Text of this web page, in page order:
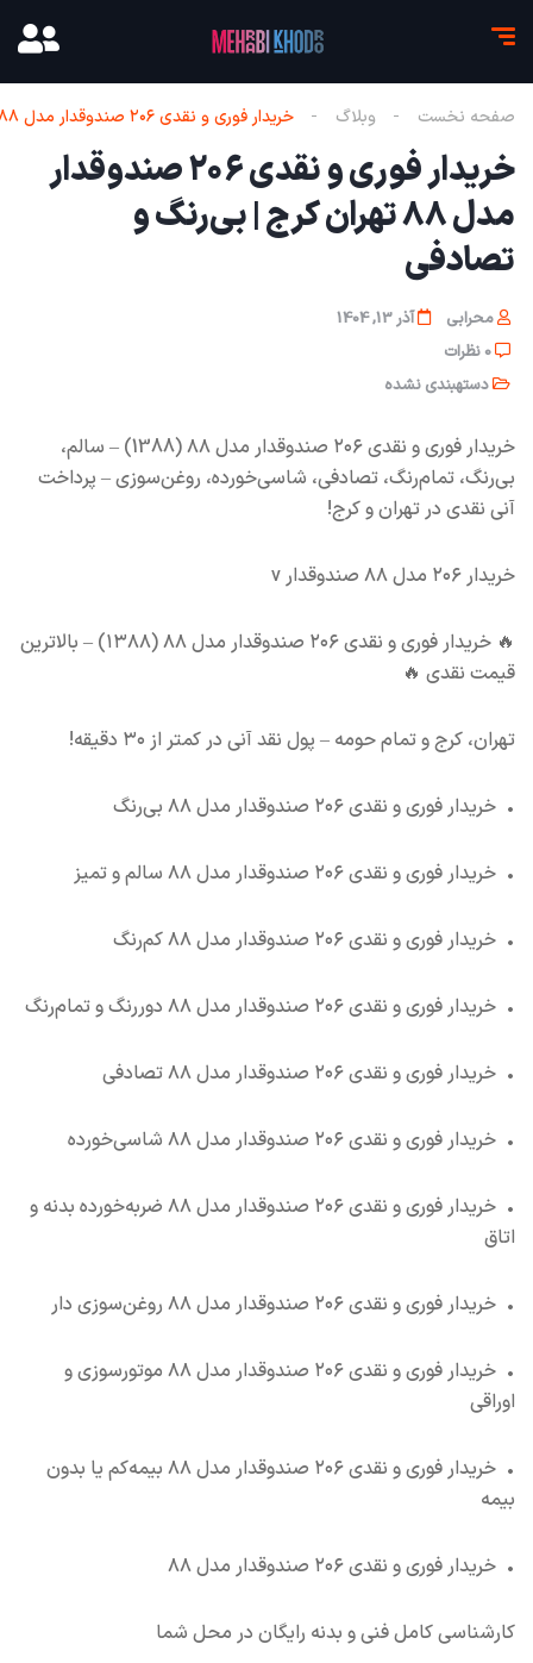
صفحه نخست وبلاگ خریدار فوری و نقدی ۲۰۶ صندوقدار مدل ۸۸ تهران کرج | بی‌رنگ و تصادفی
خریدار فوری و نقدی ۲۰۶ صندوقدار
مدل ۸۸ تهران کرج | بی‌رنگ و
تصادفی
محرابی
آذر 13, 1404
0 نظرات
دستهبندی نشده
خریدار فوری و نقدی ۲۰۶ صندوقدار مدل ۸۸ (1388) – سالم،
بی‌رنگ، تمام‌رنگ، تصادفی، شاسی‌خورده، روغن‌سوزی – پرداخت
آنی نقدی در تهران و کرج!
خریدار ۲۰۶ مدل ۸۸ صندوقدار v
🔥 خریدار فوری و نقدی ۲۰۶ صندوقدار مدل ۸۸ (۱۳۸۸) – بالاترین
قیمت نقدی 🔥
تهران، کرج و تمام حومه – پول نقد آنی در کمتر از ۳۰ دقیقه!
• خریدار فوری و نقدی ۲۰۶ صندوقدار مدل ۸۸ بی‌رنگ
• خریدار فوری و نقدی ۲۰۶ صندوقدار مدل ۸۸ سالم و تمیز
• خریدار فوری و نقدی ۲۰۶ صندوقدار مدل ۸۸ کم‌رنگ
• خریدار فوری و نقدی ۲۰۶ صندوقدار مدل ۸۸ دوررنگ و تمام‌رنگ
• خریدار فوری و نقدی ۲۰۶ صندوقدار مدل ۸۸ تصادفی
• خریدار فوری و نقدی ۲۰۶ صندوقدار مدل ۸۸ شاسی‌خورده
•
خریدار فوری و نقدی ۲۰۶ صندوقدار مدل ۸۸ ضربه‌خورده بدنه و
اتاق
• خریدار فوری و نقدی ۲۰۶ صندوقدار مدل ۸۸ روغن‌سوزی دار
•
خریدار فوری و نقدی ۲۰۶ صندوقدار مدل ۸۸ موتورسوزی و
اوراقی
•
خریدار فوری و نقدی ۲۰۶ صندوقدار مدل ۸۸ بیمه‌کم یا بدون
بیمه
• خریدار فوری و نقدی ۲۰۶ صندوقدار مدل ۸۸
کارشناسی کامل فنی و بدنه رایگان در محل شما